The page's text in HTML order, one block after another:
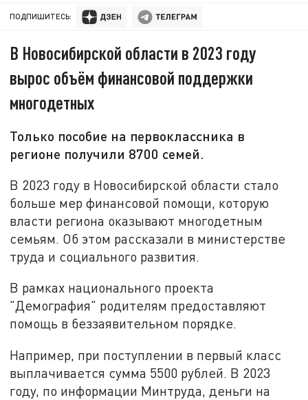
ПОДПИШИТЕСЬ:
В Новосибирской области в 2023 году
вырос объём финансовой поддержки
многодетных
Только пособие на первоклассника в
регионе получили 8700 семей.
В 2023 году в Новосибирской области стало
больше мер финансовой помощи, которую
власти региона оказывают многодетным
семьям. Об этом рассказали в министерстве
труда и социального развития.
В рамках национального проекта
"Демография" родителям предоставляют
помощь в беззаявительном порядке.
Например, при поступлении в первый класс
выплачивается сумма 5500 рублей. В 2023
году, по информации Минтруда, деньги на